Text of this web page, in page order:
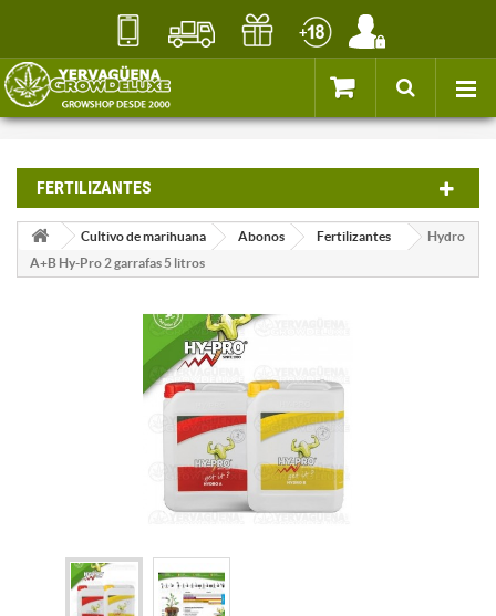
FERTILIZANTES
Cultivo de marihuana Abonos Fertilizantes
Hydro
A+B Hy-Pro 2 garrafas 5 litros